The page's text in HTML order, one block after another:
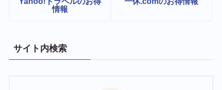
情報
サイト内検索